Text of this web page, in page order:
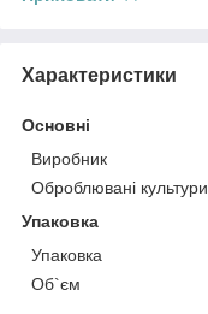
Характеристики
Основні
Виробник
Оброблювані культури.
Упаковка
Упаковка
Об`єм